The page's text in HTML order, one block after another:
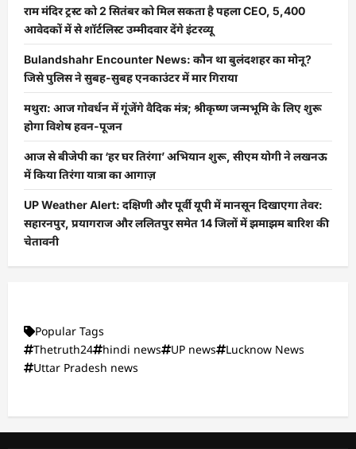
राम मंदिर ट्रस्ट को 2 सितंबर को मिल सकता है पहला CEO, 5,400
आवेदकों में से शॉर्टलिस्ट उम्मीदवार देंगे इंटरव्यू
Bulandshahr Encounter News: कौन था बुलंदशहर का मोनू?
जिसे पुलिस ने सुबह-सुबह एनकाउंटर में मार गिराया
मथुरा: आज गोवर्धन में गूंजेंगे वैदिक मंत्र; श्रीकृष्ण जन्मभूमि के लिए शुरू
होगा विशेष हवन-पूजन
आज से बीजेपी का ‘हर घर तिरंगा’ अभियान शुरू, सीएम योगी ने लखनऊ
में किया तिरंगा यात्रा का आगाज़
UP Weather Alert: दक्षिणी और पूर्वी यूपी में मानसून दिखाएगा तेवर:
सहारनपुर, प्रयागराज और ललितपुर समेत 14 जिलों में झमाझम बारिश की
चेतावनी
Popular Tags
Thetruth24
hindi news UP news
Lucknow News
Uttar Pradesh news